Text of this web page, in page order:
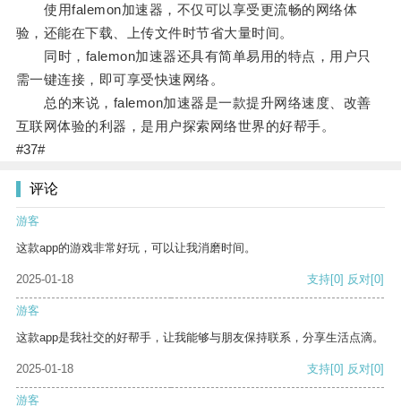
使用falemon加速器，不仅可以享受更流畅的网络体
验，还能在下载、上传文件时节省大量时间。
同时，falemon加速器还具有简单易用的特点，用户只
需一键连接，即可享受快速网络。
总的来说，falemon加速器是一款提升网络速度、改善
互联网体验的利器，是用户探索网络世界的好帮手。
#37#
评论
游客
这款app的游戏非常好玩，可以让我消磨时间。
2025-01-18 支持[0] 反对[0]
游客
这款app是我社交的好帮手，让我能够与朋友保持联系，分享生活点滴。
2025-01-18 支持[0] 反对[0]
游客